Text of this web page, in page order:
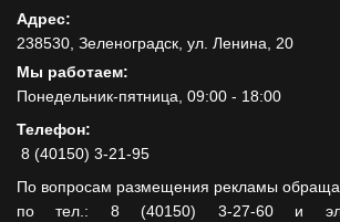
Адрес:
238530, Зеленоградск, ул. Ленина, 20
Мы работаем:
Понедельник-пятница, 09:00 - 18:00
Телефон:
8 (40150) 3-21-95
По вопросам размещения рекламы
по тел.: 8 (40150) 3-27-60 и